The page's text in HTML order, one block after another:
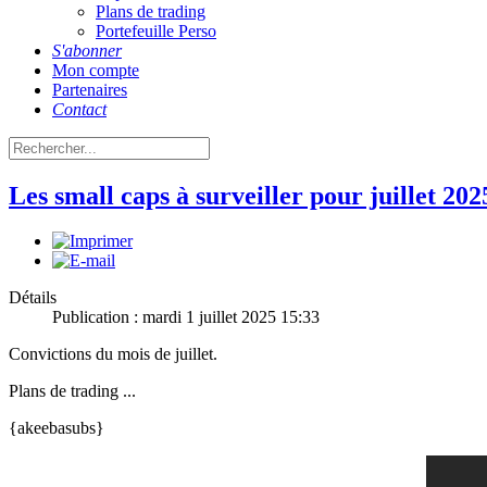
Plans de trading
Portefeuille Perso
S'abonner
Mon compte
Partenaires
Contact
Les small caps à surveiller pour juillet
Détails
Publication : mardi 1 juillet 2025 15:33
Convictions du mois de juillet.
Plans de trading ...
{akeebasubs}